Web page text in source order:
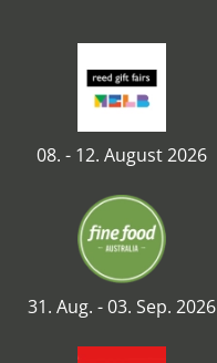
08. - 12. August 2026
31. Aug. - 03. Sep. 2026